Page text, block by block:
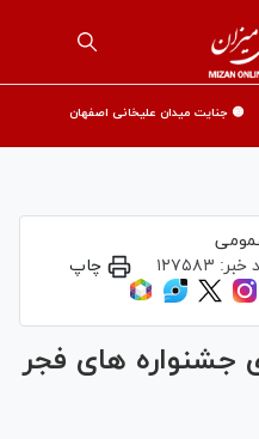
🟡 جنایت میدان علیخانی اصفهان
خبر: ۱۲۷۵۸۳ چاپ
جشنواره های فجر